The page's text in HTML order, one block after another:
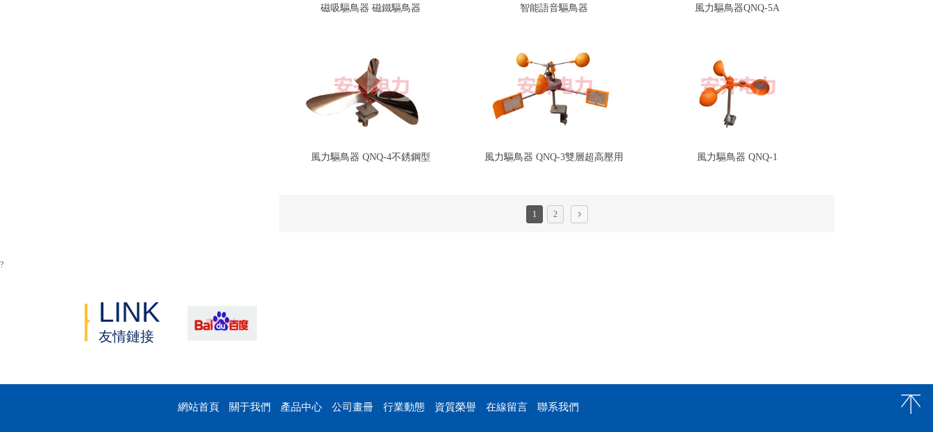
磁吸驅鳥器 磁鐵驅鳥器 智能語音驅鳥器 風力驅鳥器QNQ-5A
風力驅鳥器 QNQ-4不銹鋼型 風力驅鳥器 QNQ-3雙層超高壓用 風力驅鳥器 QNQ-1
1 2
?
LINK
友情鏈接
網站首頁 關于我們 產品中心 公司畫冊 行業動態 資質榮譽 在線留言 聯系我們